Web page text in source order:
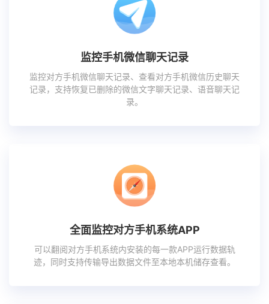
监控手机微信聊天记录
监控对方手机微信聊天记录、查看对方手机微信历史聊天
记录，支持恢复已删除的微信文字聊天记录、语音聊天记
录。
全面监控对方手机系统APP
可以翻阅对方手机系统内安装的每一款APP运行数据轨
迹，同时支持传输导出数据文件至本地本机储存查看。